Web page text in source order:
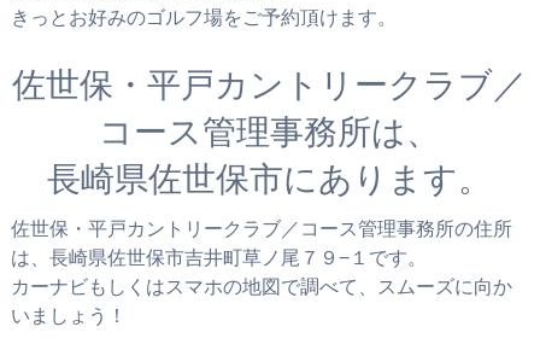
きっとお好みのゴルフ場をご予約頂けます。
佐世保・平戸カントリークラブ／
コース管理事務所は、
長崎県佐世保市にあります。
佐世保・平戸カントリークラブ／コース管理事務所の住所
は、長崎県佐世保市吉井町草ノ尾７９−１です。
カーナビもしくはスマホの地図で調べて、スムーズに向か
いましょう！